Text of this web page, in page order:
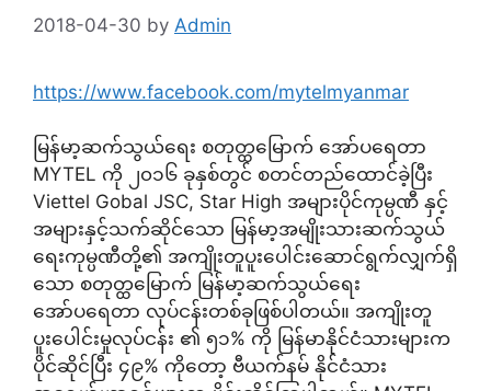
2018-04-30 by Admin
https://www.facebook.com/mytelmyanmar
မြန်မာ့ဆက်သွယ်ရေး စတုတ္ထမြောက် အော်ပရေတာ
MYTEL ကို ၂၀၁၆ ခုနှစ်တွင် စတင်တည်ထောင်ခဲ့ပြီး
Viettel Gobal JSC, Star High အများပိုင်ကုမ္ပဏီ နှင့်
အများနှင့်သက်ဆိုင်သော မြန်မာ့အမျိုးသားဆက်သွယ်
ရေးကုမ္ပဏီတို့၏ အကျိုးတူပူးပေါင်းဆောင်ရွက်လျှက်ရှိ
သော စတုတ္ထမြောက် မြန်မာ့ဆက်သွယ်ရေး
အော်ပရေတာ လုပ်ငန်းတစ်ခုဖြစ်ပါတယ်။ အကျိုးတူ
ပူးပေါင်းမှုလုပ်ငန်း ၏ ၅၁% ကို မြန်မာနိုင်ငံသားများက
ပိုင်ဆိုင်ပြီး ၄၉% ကိုတော့ ဗီယက်နမ် နိုင်ငံသား